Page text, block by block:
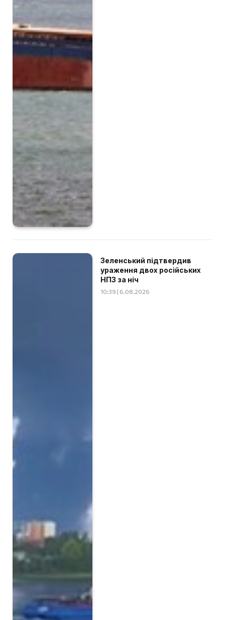
Зеленський підтвердив
ураження двох російських
НПЗ за ніч
10:39 | 6.08.2026